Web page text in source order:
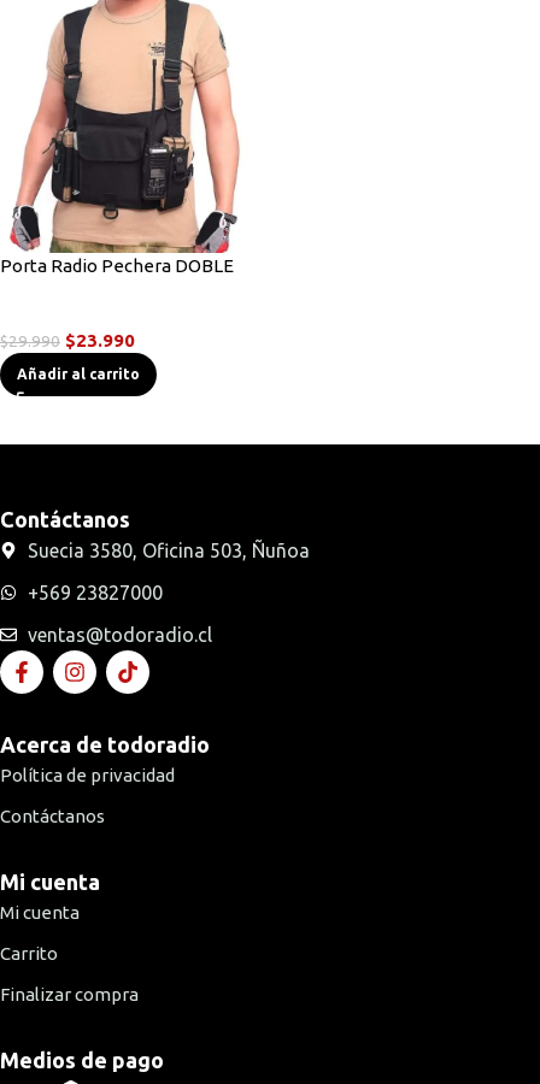
Porta Radio Pechera DOBLE
$29.990 $23.990
Añadir al carrito
Contáctanos
Suecia 3580, Oficina 503, Ñuñoa
+569 23827000
ventas@todoradio.cl
Acerca de todoradio
Política de privacidad
Contáctanos
Mi cuenta
Mi cuenta
Carrito
Finalizar compra
Medios de pago